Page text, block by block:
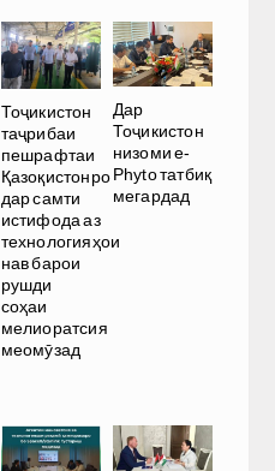
Тоҷикистон
таҷрибаи
пешрафтаи
Қазоқистонро
дар самти
истифода аз
технологияҳои
нав барои
рушди
соҳаи
мелиоратсия
меомӯзад
Дар
Тоҷикистон
низоми e-
Phyto татбиқ
мегардад